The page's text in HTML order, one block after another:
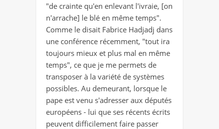
"de crainte qu'en enlevant l'ivraie, [on
n'arrache] le blé en même temps".
Comme le disait Fabrice Hadjadj dans
une conférence récemment, "tout ira
toujours mieux et plus mal en même
temps", ce que je me permets de
transposer à la variété de systèmes
possibles. Au demeurant, lorsque le
pape est venu s'adresser aux députés
européens - lui que ses récents écrits
peuvent difficilement faire passer